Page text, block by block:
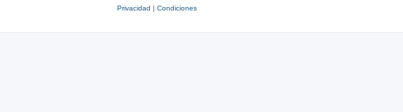
Privacidad | Condiciones